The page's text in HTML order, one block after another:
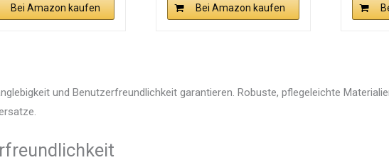
Bei Amazon kaufen Bei Amazon kaufen
und Benutzerfreundlichkeit garantieren. Robuste, pflegeleichte